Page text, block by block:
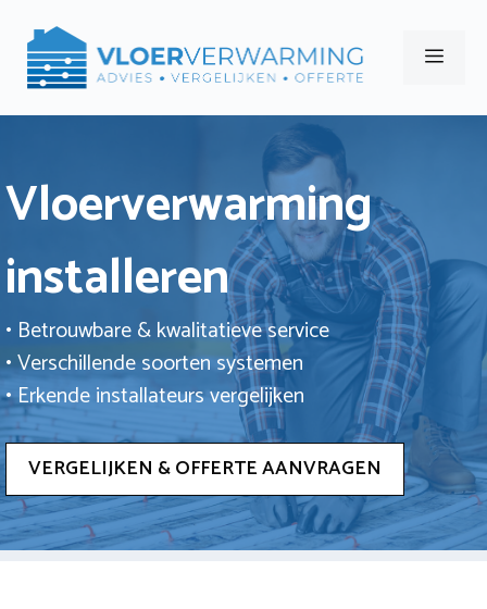
naar
Menu
Vloerverwarming
installeren
• Betrouwbare & kwalitatieve service
• Verschillende soorten systemen
• Erkende installateurs vergelijken
VERGELIJKEN & OFFERTE AANVRAGEN